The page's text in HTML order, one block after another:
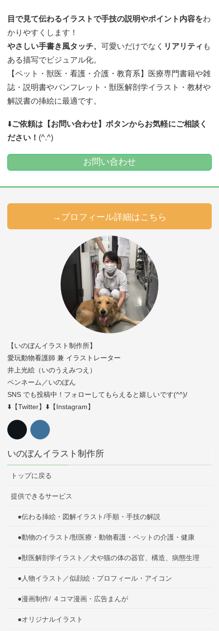
目で見て伝わるイラストで手技の説明やポイント内容をわ
かりやすくします！
やさしい手書き風タッチ、 可愛いだけでなく リアリティ も
ある描写でビジュアル化。
【ペット・獣医・看護・介護・教育系】医療専門書籍や雑
誌・説明書やパンフレット・獣医解剖学イラスト・教材や
解説書の挿絵に最適です。
⬇️ご依頼は【お問い合わせ】ボタンからお気軽にご相談く
ださい！ (^.^)
お問い合わせ
→プロフィール詳細はこちら
【いのぼんイラスト制作所】
愛玩動物看護師 兼 イラストレーター
井上光絵（いのうえみつえ）
ペンネーム／いのぼん
SNS でも投稿中！フォローしてもらえると嬉しいです(^^)/
⬇️【Twitter】⬇️【Instagram】
いのぼんイラスト制作所
トップに戻る
提供できるサービス
●伝わる挿絵・図解イラスト/手順・手技の解説
●動物のイラスト/獣医療・動物看護・ペットの介護・健康
●獣医解剖学イラスト／犬や猫の体の器官、構造、病態生理
●人物イラスト／似顔絵・プロフィール・アイコン
●漫画制作/ ４コマ漫画・広告まんが
●オリジナルイラスト